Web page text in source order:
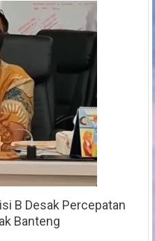
B Desak Percepatan
Banteng